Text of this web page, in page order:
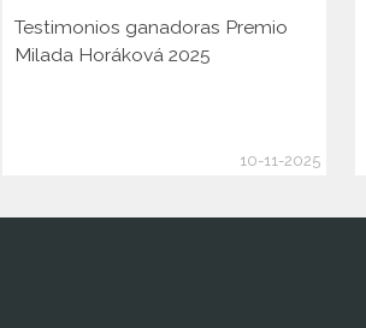
Testimonios ganadoras Premio
Milada Horáková 2025
10-11-2025